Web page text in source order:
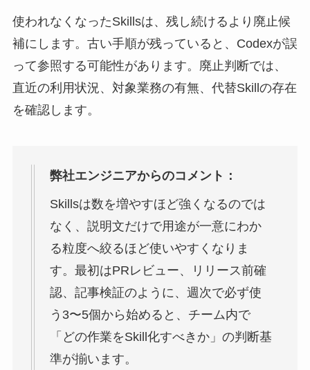
使われなくなったSkillsは、残し続けるより廃止候
補にします。古い手順が残っていると、Codexが誤
って参照する可能性があります。廃止判断では、
直近の利用状況、対象業務の有無、代替Skillの存在
を確認します。
弊社エンジニアからのコメント：
Skillsは数を増やすほど強くなるのでは
なく、説明文だけで用途が一意にわか
る粒度へ絞るほど使いやすくなりま
す。最初はPRレビュー、リリース前確
認、記事検証のように、週次で必ず使
う3〜5個から始めると、チーム内で
「どの作業をSkill化すべきか」の判断基
準が揃います。